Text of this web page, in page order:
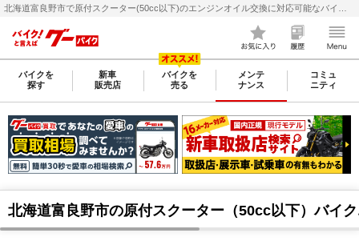
バイクを
探す
新車
販売店
バイクを
売る
メンテ
ナンス
コミュ
ニティ
北海道富良野市の原付スクーター（50cc以下）バイ